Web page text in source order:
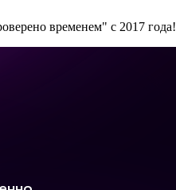
временем" с 2017 года!